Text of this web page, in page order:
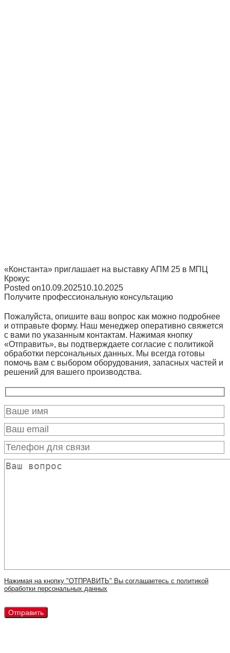
«Константа» приглашает на выставку АПМ 25 в МПЦ
Крокус
Posted on10.09.202510.10.2025
Получите профессиональную консультацию
Пожалуйста, опишите ваш вопрос как можно подробнее
и отправьте форму. Наш менеджер оперативно свяжется
с вами по указанным контактам. Нажимая кнопку
«Отправить», вы подтверждаете согласие с политикой
обработки персональных данных. Мы всегда готовы
помочь вам с выбором оборудования, запасных частей и
решений для вашего производства.
Нажимая на кнопку "ОТПРАВИТЬ" Вы соглашаетесь с политикой
обработки персональных данных